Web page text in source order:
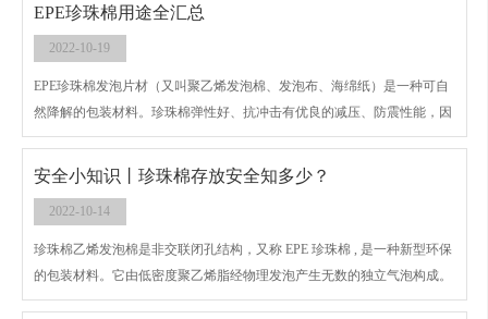
EPE珍珠棉用途全汇总
2022-10-19
EPE珍珠棉发泡片材（又叫聚乙烯发泡棉、发泡布、海绵纸）是一种可自
然降解的包装材料。珍珠棉弹性好、抗冲击有优良的减压、防震性能，因
为其成本低、利润高广泛应用于汽车坐垫、抱枕、电子电器、仪器仪表、
电脑、音响、医疗器械、工控机箱、五金灯饰、工艺品、玻璃、陶瓷、家
果、皮鞋的内包装、日用品等多种产品的包装，以及快递包装。加入彩色
防静电剂和阻燃剂后，更显其的性能。不光外观精美，而且有效静电和着
燃。
安全小知识丨珍珠棉存放安全知多少？
2022-10-14
珍珠棉乙烯发泡棉是非交联闭孔结构，又称 EPE 珍珠棉 , 是一种新型环保
的包装材料。它由低密度聚乙烯脂经物理发泡产生无数的独立气泡构成。
具有隔水防潮、防震、隔音、保温、可塑性能佳、韧性强、循环再造、环